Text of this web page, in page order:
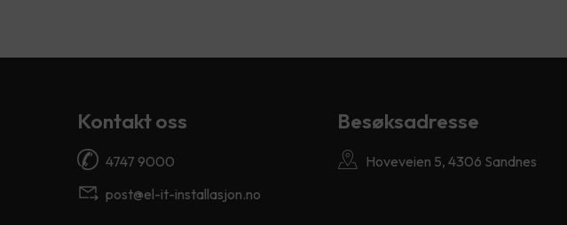
Kontakt oss
4747 9000
post@el-it-installasjon.no
Besøksadresse
Hoveveien 5, 4306 Sandnes